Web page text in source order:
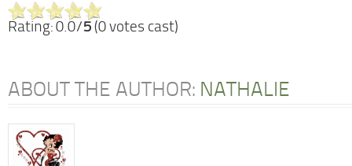
Rating: 0.0/5 (0 votes cast)
ABOUT THE AUTHOR: NATHALIE